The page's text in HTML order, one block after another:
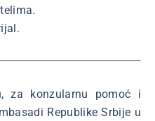
za konzularnu pomoć i
Republike Srbije u